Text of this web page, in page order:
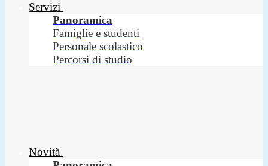
Servizi
Panoramica
Famiglie e studenti
Personale scolastico
Percorsi di studio
Novità